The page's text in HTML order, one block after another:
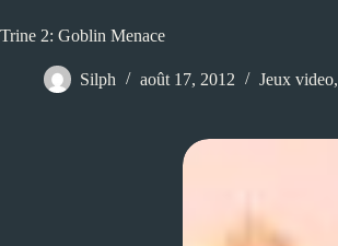
Trine 2: Goblin Menace
Silph août 17, 2012 Jeux video,